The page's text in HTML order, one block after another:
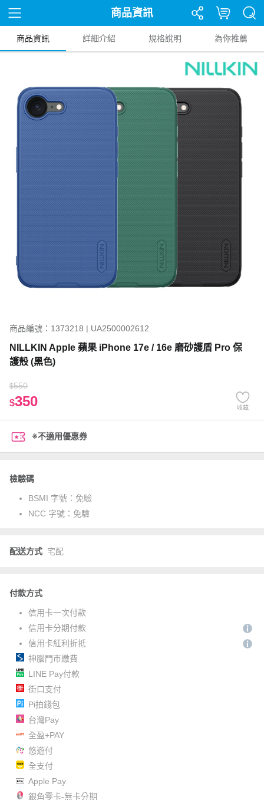
商品資訊
商品資訊 詳細介紹 規格說明 為你推薦
商品編號：1373218 | UA2500002612
NILLKIN Apple 蘋果 iPhone 17e / 16e 磨砂護盾 Pro 保
護殼 (黑色)
$550
$350 收藏
※不適用優惠券
檢驗碼
BSMI 字號： 免驗
NCC 字號： 免驗
配送方式 宅配
付款方式
信用卡一次付款
信用卡分期付款
信用卡紅利折抵
神腦門市繳費
LINE Pay付款
街口支付
Pi拍錢包
台灣Pay
全盈+PAY
悠遊付
全支付
Apple Pay
銀角零卡-無卡分期